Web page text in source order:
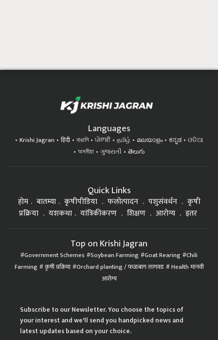
Languages
Krishi Jagran हिंदी বাঙালি ਪੰਜਾਬੀ தமிழ் മലയാളം ಕನ್ನಡ
ଓଡିଆ
অসমীয়া
ગુજરાતી తెలుగు
Quick Links
होम बातम्या कृषीपीडिया फलोत्पादन पशुसंवर्धन
कृषी
प्रक्रिया
यशकथा यांत्रिकीकरण शिक्षण आरोग्य इतर
Top on Krishi Jagran
Government Schemes Soybean Farming Goat Rearing Chili
Farming कृषी प्रक्रिया Orchard planting / फळबाग लागवड Health मानवी
आरोग्य
Subscribe to our Newsletter. You choose the topics of
your interest and we'll send you handpicked news and
latest updates based on your choice.